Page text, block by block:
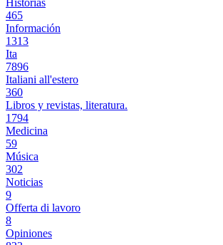
Historias
465
Información
1313
Ita
7896
Italiani all'estero
360
Libros y revistas, literatura.
1794
Medicina
59
Música
302
Noticias
9
Offerta di lavoro
8
Opiniones